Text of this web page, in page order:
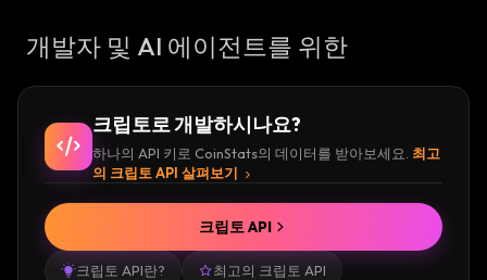
개발자 및 AI 에이전트를 위한
크립토로 개발하시나요?
하나의 API 키로 CoinStats의 데이터를 받아보세요. 최고
의 크립토 API 살펴보기
크립토 API란? 최고의 크립토 API
크립토 API